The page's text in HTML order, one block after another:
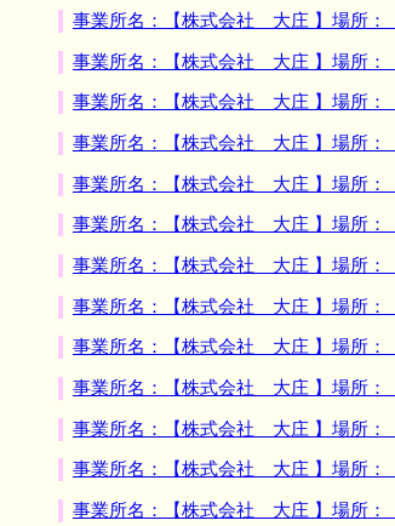
事業所名：【株式会社 大庄 】場所：
事業所名：【株式会社 大庄 】場所：
事業所名：【株式会社 大庄 】場所：
事業所名：【株式会社 大庄 】場所：
事業所名：【株式会社 大庄 】場所：
事業所名：【株式会社 大庄 】場所：
事業所名：【株式会社 大庄 】場所：
事業所名：【株式会社 大庄 】場所：
事業所名：【株式会社 大庄 】場所：
事業所名：【株式会社 大庄 】場所：
事業所名：【株式会社 大庄 】場所：
事業所名：【株式会社 大庄 】場所：
事業所名：【株式会社 大庄 】場所：